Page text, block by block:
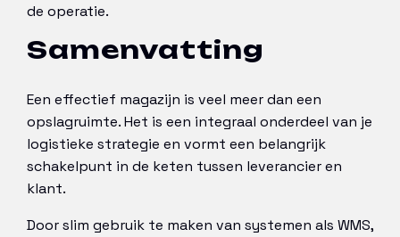
de operatie.
Samenvatting
Een effectief magazijn is veel meer dan een
opslagruimte. Het is een integraal onderdeel van je
logistieke strategie en vormt een belangrijk
schakelpunt in de keten tussen leverancier en
klant.
Door slim gebruik te maken van systemen als WMS,